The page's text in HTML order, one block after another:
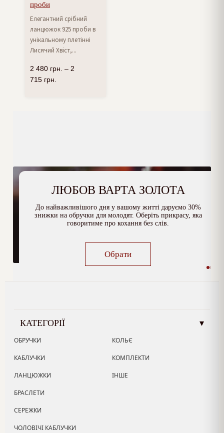
проби
Елегантний срібний
ланцюжок 925 проби в
унікальному плетінні
Лисячий Хвіст,...
2 480 грн. – 2
715 грн.
ЛЮБОВ ВАРТА ЗОЛОТА
До найважливішого дня у вашому житті даруємо 30%
знижки на обручки для молодят. Оберіть прикрасу, яка
говоритиме про кохання без слів.
Обрати
КАТЕГОРІЇ ▾
ОБРУЧКИ
КАБЛУЧКИ
ЛАНЦЮЖКИ
БРАСЛЕТИ
СЕРЕЖКИ
ЧОЛОВІЧІ КАБЛУЧКИ
КОЛЬЄ
КОМПЛЕКТИ
ІНШЕ